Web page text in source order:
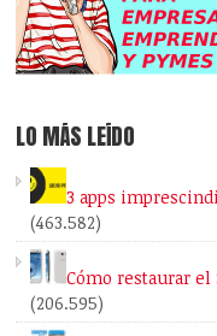
LO MÁS LEÍDO
3 apps
(463.582)
Cómo restaurar el
(206.595)